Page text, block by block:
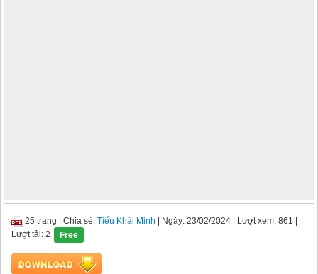
25 trang Chia sẻ: Tiểu Khải Minh | Ngày: 23/02/2024 | Lượt xem: 861
Lượt tải: 2
Free